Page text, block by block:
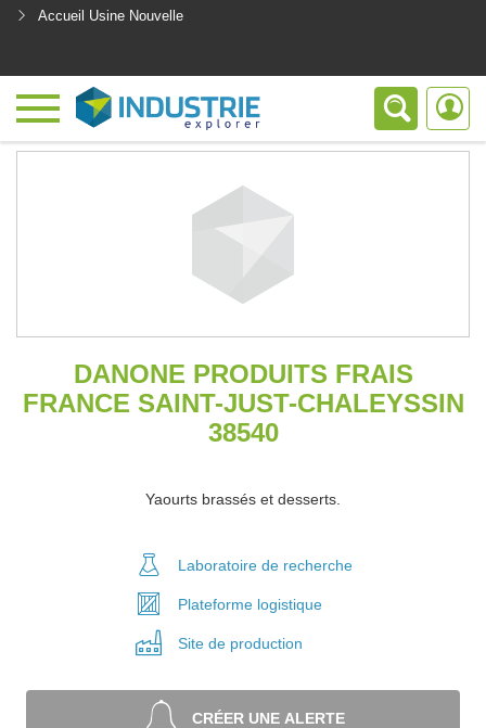
Accueil Usine Nouvelle
DANONE PRODUITS FRAIS
FRANCE SAINT-JUST-CHALEYSSIN
38540
Yaourts brassés et desserts.
Laboratoire de recherche
Plateforme logistique
Site de production
CRÉER UNE ALERTE